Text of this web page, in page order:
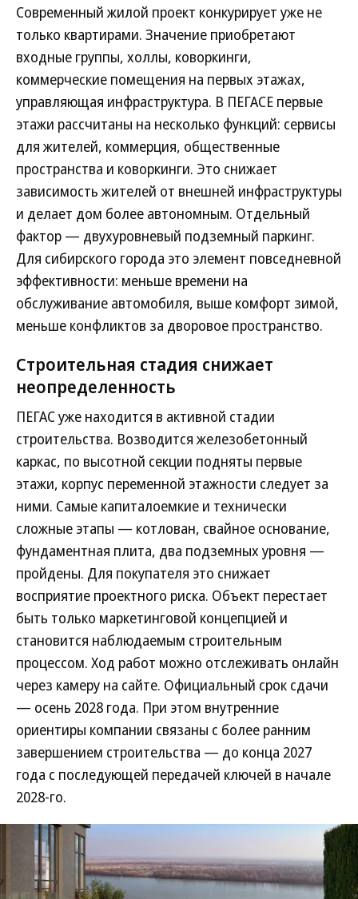
Современный жилой проект конкурирует уже не
только квартирами. Значение приобретают
входные группы, холлы, коворкинги,
коммерческие помещения на первых этажах,
управляющая инфраструктура. В ПЕГАСЕ первые
этажи рассчитаны на несколько функций: сервисы
для жителей, коммерция, общественные
пространства и коворкинги. Это снижает
зависимость жителей от внешней инфраструктуры
и делает дом более автономным. Отдельный
фактор — двухуровневый подземный паркинг.
Для сибирского города это элемент повседневной
эффективности: меньше времени на
обслуживание автомобиля, выше комфорт зимой,
меньше конфликтов за дворовое пространство.
Строительная стадия снижает
неопределенность
ПЕГАС уже находится в активной стадии
строительства. Возводится железобетонный
каркас, по высотной секции подняты первые
этажи, корпус переменной этажности следует за
ними. Самые капиталоемкие и технически
сложные этапы — котлован, свайное основание,
фундаментная плита, два подземных уровня —
пройдены. Для покупателя это снижает
восприятие проектного риска. Объект перестает
быть только маркетинговой концепцией и
становится наблюдаемым строительным
процессом. Ход работ можно отслеживать онлайн
через камеру на сайте. Официальный срок сдачи
— осень 2028 года. При этом внутренние
ориентиры компании связаны с более ранним
завершением строительства — до конца 2027
года с последующей передачей ключей в начале
2028-го.